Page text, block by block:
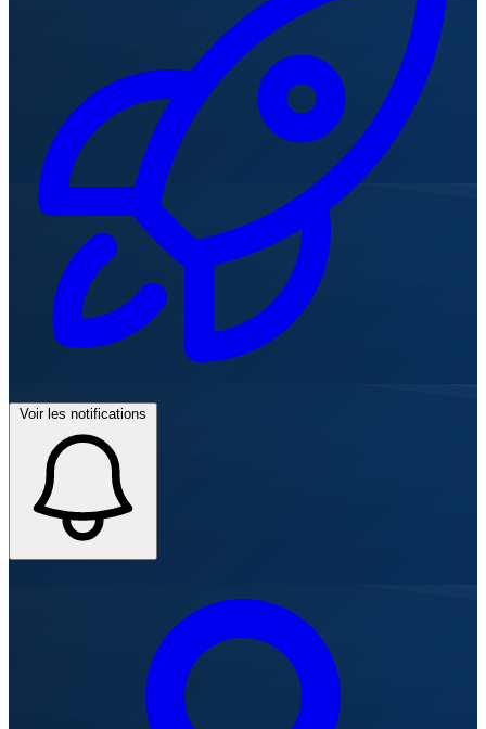
Voir les notifications